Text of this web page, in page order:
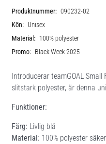
Produktnummer: 090232-02
Kön: Unisex
Material: 100% polyester
Promo: Black Week 2025
Introducerar teamGOAL
slitstark polyester, är denna
Funktioner:
Färg: Livlig blå
Material: 100% polyester